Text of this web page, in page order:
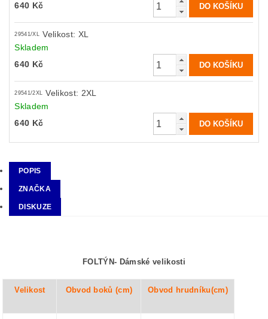
640 Kč
29541/XL Velikost: XL
Skladem
640 Kč
29541/2XL Velikost: 2XL
Skladem
640 Kč
POPIS
ZNAČKA
DISKUZE
FOLTÝN- Dámské velikosti
Velikost Obvod boků (cm) Obvod hrudníku(cm)